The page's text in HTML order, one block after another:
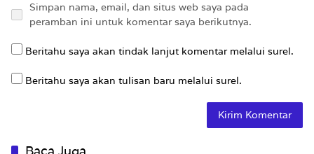
Simpan nama, email, dan situs web saya pada
peramban ini untuk komentar saya berikutnya.
Beritahu saya akan tindak lanjut komentar melalui surel.
Beritahu saya akan tulisan baru melalui surel.